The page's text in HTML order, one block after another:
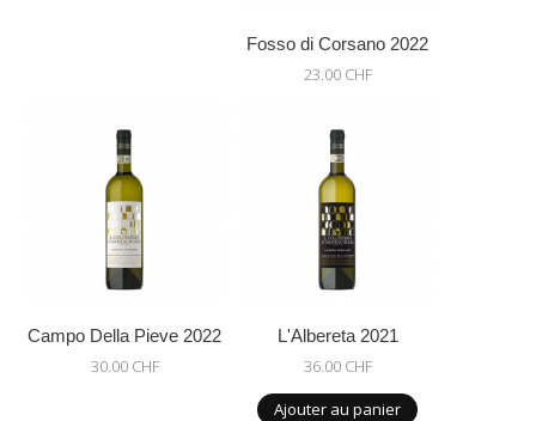
Fosso di Corsano 2022
23.00 CHF
Campo Della Pieve 2022
30.00 CHF
L'Albereta 2021
36.00 CHF
Ajouter au panier